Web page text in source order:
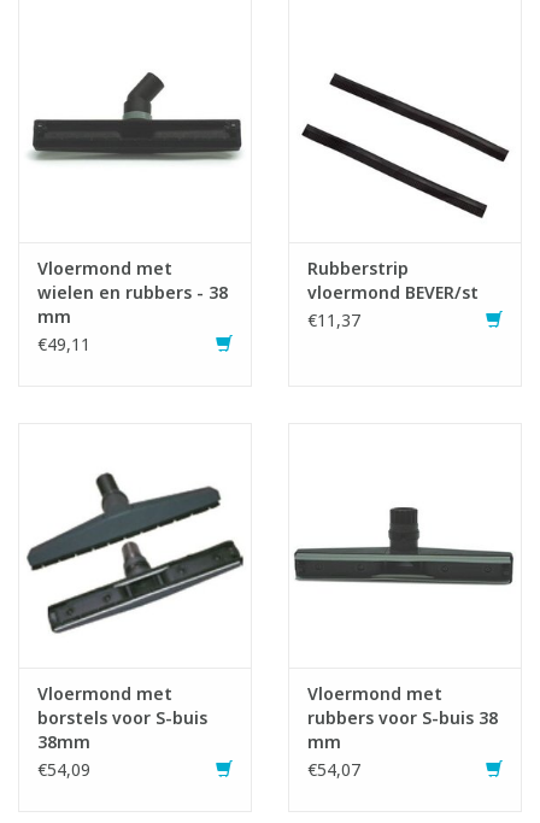
Vloermond met
wielen en rubbers - 38
mm
€49,11
Rubberstrip
vloermond BEVER/st
€11,37
Vloermond met
borstels voor S-buis
38mm
€54,09
Vloermond met
rubbers voor S-buis 38
mm
€54,07